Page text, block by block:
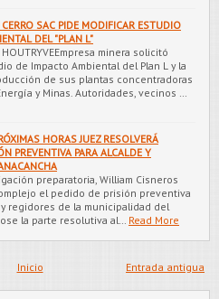
CERRO SAC PIDE MODIFICAR ESTUDIO
DEL "PLAN L"
HOUTRYVEEmpresa minera solicitó
de Impacto Ambiental del Plan L y la
de sus plantas concentradoras
y Minas. Autoridades, vecinos …
HORAS JUEZ RESOLVERÁ
PREVENTIVA PARA ALCALDE Y
preparatoria, William Cisneros
el pedido de prisión preventiva
regidores de la municipalidad del
la parte resolutiva al…
Read More
Entrada antigua
Inicio